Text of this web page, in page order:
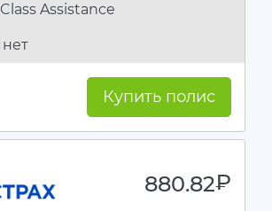
Class Assistance
нет
Купить полис
880.82руб.